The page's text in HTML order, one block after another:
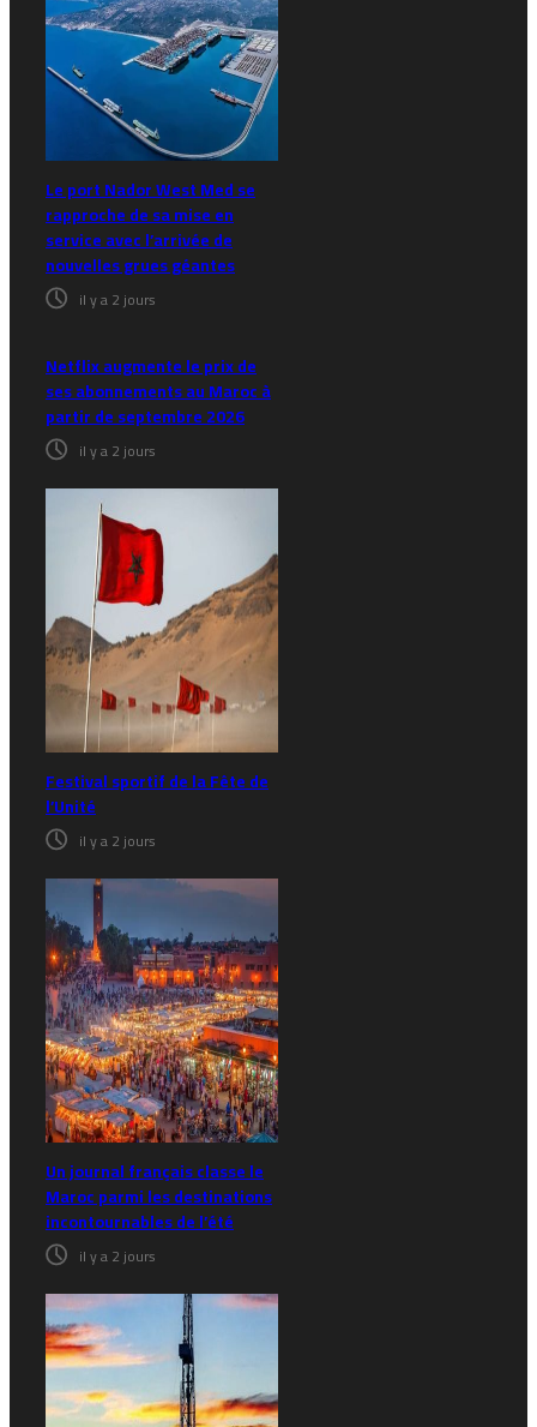
Le port Nador West Med se
rapproche de sa mise en
service avec l’arrivée de
nouvelles grues géantes
il y a 2 jours
Netflix augmente le prix de
ses abonnements au Maroc à
partir de septembre 2026
il y a 2 jours
Festival sportif de la Fête de
l’Unité
il y a 2 jours
Un journal français classe le
Maroc parmi les destinations
incontournables de l’été
il y a 2 jours